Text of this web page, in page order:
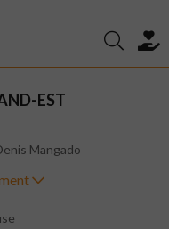
EST
Mangado